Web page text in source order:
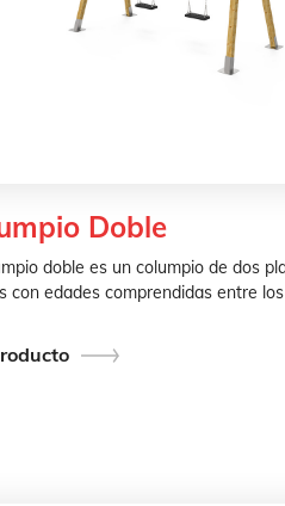
Doble
doble es un columpio de dos
con edades comprendidas entre